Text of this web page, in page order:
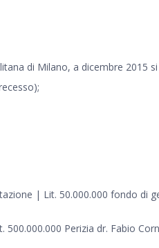
di Milano, a dicembre 2015
| Lit. 50.000.000 fondo di
Perizia dr. Fabio